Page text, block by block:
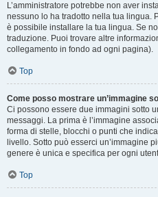
L’amministratore potrebbe non aver
nessuno lo ha tradotto nella tua lingua.
è possibile installare la tua lingua. Se
traduzione. Puoi trovare altre
collegamento in fondo ad ogni pagina).
Top
Come posso mostrare un’immagine
Ci possono essere due immagini sotto
messaggi. La prima è l’immagine
forma di stelle, blocchi o punti che
livello. Sotto può esserci un’immagine
genere è unica e specifica per ogni
Top